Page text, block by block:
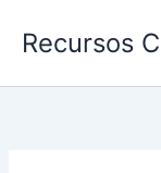
Recursos